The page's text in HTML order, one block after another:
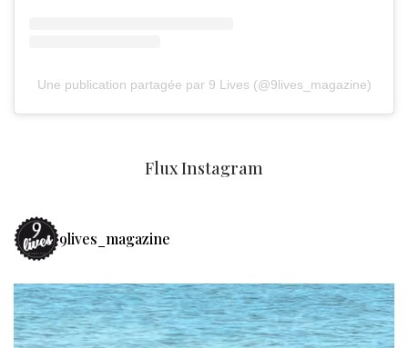
Une publication partagée par 9 Lives (@9lives_magazine)
Flux Instagram
9lives_magazine